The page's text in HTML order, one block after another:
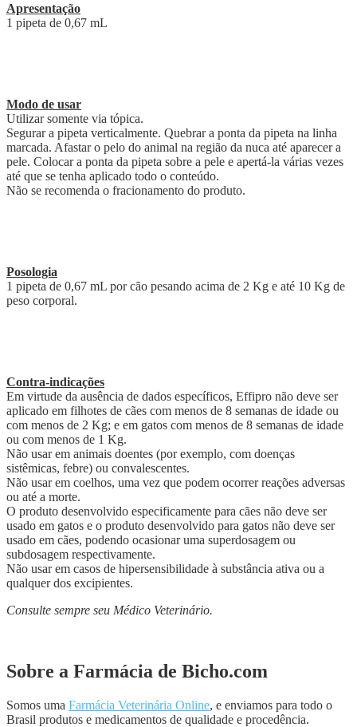
Apresentação
1 pipeta de 0,67 mL
Modo de usar
Utilizar somente via tópica.
Segurar a pipeta verticalmente. Quebrar a ponta da pipeta na linha
marcada. Afastar o pelo do animal na região da nuca até aparecer a
pele. Colocar a ponta da pipeta sobre a pele e apertá-la várias vezes
até que se tenha aplicado todo o conteúdo.
Não se recomenda o fracionamento do produto.
Posologia
1 pipeta de 0,67 mL por cão pesando acima de 2 Kg e até 10 Kg de
peso corporal.
Contra-indicações
Em virtude da ausência de dados específicos, Effipro não deve ser
aplicado em filhotes de cães com menos de 8 semanas de idade ou
com menos de 2 Kg; e em gatos com menos de 8 semanas de idade
ou com menos de 1 Kg.
Não usar em animais doentes (por exemplo, com doenças
sistêmicas, febre) ou convalescentes.
Não usar em coelhos, uma vez que podem ocorrer reações adversas
ou até a morte.
O produto desenvolvido especificamente para cães não deve ser
usado em gatos e o produto desenvolvido para gatos não deve ser
usado em cães, podendo ocasionar uma superdosagem ou
subdosagem respectivamente.
Não usar em casos de hipersensibilidade à substância ativa ou a
qualquer dos excipientes.
Consulte sempre seu Médico Veterinário.
Sobre a Farmácia de Bicho.com
Somos uma Farmácia Veterinária Online, e enviamos para todo o
Brasil produtos e medicamentos de qualidade e procedência.